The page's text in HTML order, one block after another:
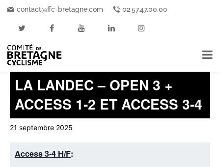
contact@ffc-bretagne.com 02.57.47.00.00
« Tous les Événements
Cet événement est passé.
LA LANDEC – OPEN 3 +
ACCESS 1-2 ET ACCESS 3-4
21 septembre 2025
Access 3-4 H/F: